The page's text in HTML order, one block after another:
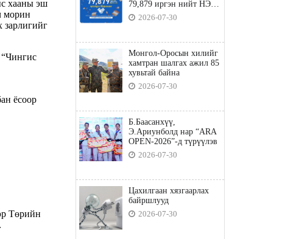
хааны эш
морин
зарлигийг
ёсоор
Төрийн
79,879 иргэн нийт НЭГ
ТЭРБУМ төгрөгийн
татвараа төлөв
2026-07-30
Монгол-Оросын хилийг
хамтран шалгах ажил 85
хувьтай байна
2026-07-30
Б.Баасанхүү,
Э.Ариунболд нар “ARA
OPEN-2026”-д түрүүлэв
2026-07-30
Цахилгаан хязгаарлах
байршлууд
2026-07-30